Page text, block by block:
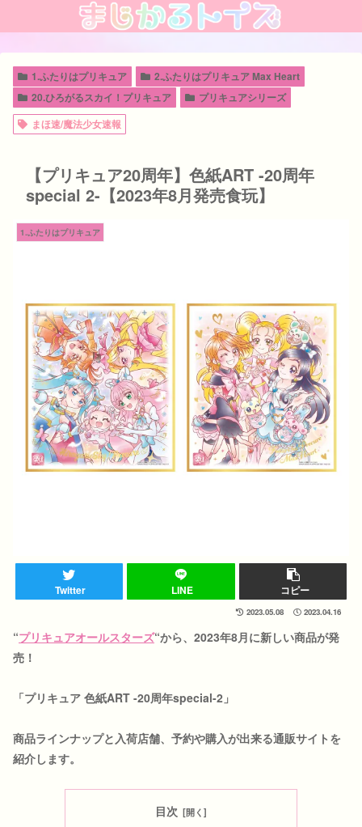
1.ふたりはプリキュア
2.ふたりはプリキュア Max Heart
20.ひろがるスカイ！プリキュア
プリキュアシリーズ
まほ速/魔法少女速報
【プリキュア20周年】色紙ART -20周年
special 2-【2023年8月発売食玩】
1.ふたりはプリキュア
Twitter LINE コピー
2023.05.08 2023.04.16
“プリキュアオールスターズ“から、2023年8月に新しい商品が発
売！
「プリキュア 色紙ART -20周年special-2」
商品ラインナップと入荷店舗、予約や購入が出来る通販サイトを
紹介します。
目次